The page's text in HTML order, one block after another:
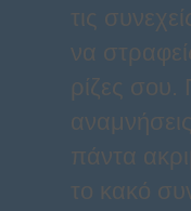
τις
να
ρίζες
πάντα
το κακό